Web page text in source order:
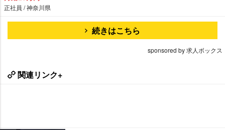
正社員 / 神奈川県
続きはこちら
sponsored by 求人ボックス
関連リンク+